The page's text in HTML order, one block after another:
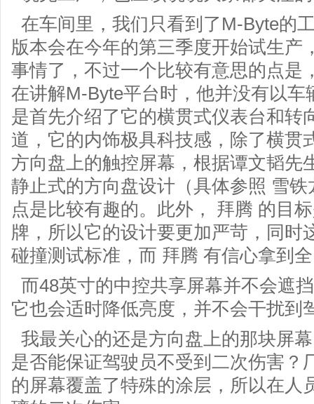
在车间里，我们只看到了M-Byte的
版本会在今年的第三季度开始试生产
事情了，不过一个比较有意思的点是
在讲解M-Byte平台时，他并没有以车
是首先介绍了它的横贯式仪表台和转
道，它的内饰极具科技感，除了横贯
方向盘上的触控屏幕，根据谭文韬先
静止式的方向盘设计（具体参照 雪
点是比较有趣的。此外， 拜腾 的目
牌，所以它的设计要更加严苛，同时
碰撞测试标准，而 拜腾 有信心拿到
而48英寸的中控共享屏幕并不会遮
它也会适时降低亮度，并不会干扰到
我最关心的还是方向盘上的那块屏
是否能保证驾驶员不受到二次伤害？
的屏幕覆盖了特殊的涂层，所以在人